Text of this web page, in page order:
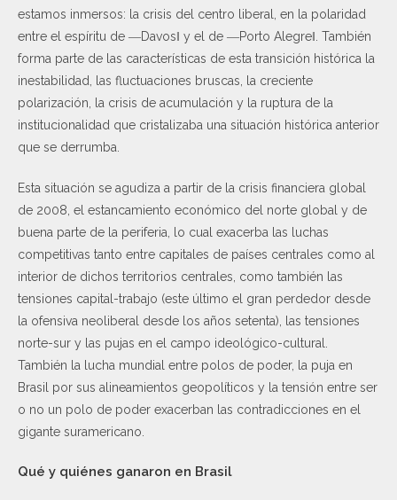
estamos inmersos: la crisis del centro liberal, en la polaridad
entre el espíritu de ―Davos‖ y el de ―Porto Alegre‖. También
forma parte de las características de esta transición histórica la
inestabilidad, las fluctuaciones bruscas, la creciente
polarización, la crisis de acumulación y la ruptura de la
institucionalidad que cristalizaba una situación histórica anterior
que se derrumba.
Esta situación se agudiza a partir de la crisis financiera global
de 2008, el estancamiento económico del norte global y de
buena parte de la periferia, lo cual exacerba las luchas
competitivas tanto entre capitales de países centrales como al
interior de dichos territorios centrales, como también las
tensiones capital-trabajo (este último el gran perdedor desde
la ofensiva neoliberal desde los años setenta), las tensiones
norte-sur y las pujas en el campo ideológico-cultural.
También la lucha mundial entre polos de poder, la puja en
Brasil por sus alineamientos geopolíticos y la tensión entre ser
o no un polo de poder exacerban las contradicciones en el
gigante suramericano.
Qué y quiénes ganaron en Brasil